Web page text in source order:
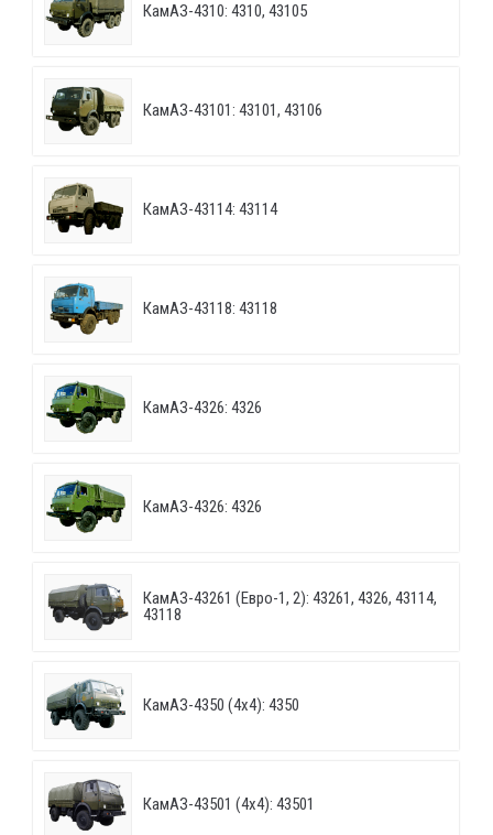
КамАЗ-4310: 4310, 43105
КамАЗ-43101: 43101, 43106
КамАЗ-43114: 43114
КамАЗ-43118: 43118
КамАЗ-4326: 4326
КамАЗ-4326: 4326
КамАЗ-43261 (Евро-1, 2): 43261, 4326, 43114,
43118
КамАЗ-4350 (4х4): 4350
КамАЗ-43501 (4х4): 43501